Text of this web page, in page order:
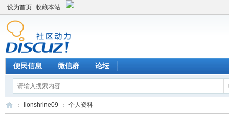
设为首页 收藏本站
便民信息 微信群 论坛
lionshrine09 个人资料